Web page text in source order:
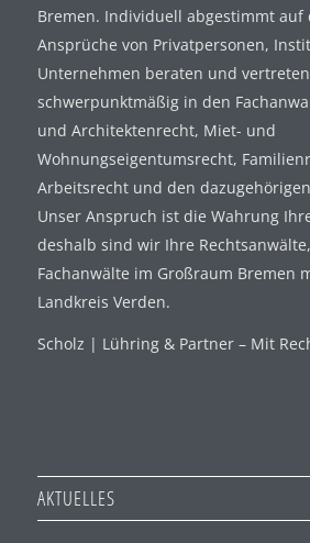
Bremen. Individuell abgestimmt auf
Ansprüche von Privatpersonen,
Unternehmen beraten und
schwerpunktmäßig in den
und Architektenrecht, Miet- und
Wohnungseigentumsrecht,
Arbeitsrecht und den
Unser Anspruch ist die Wahrung
deshalb sind wir Ihre
Fachanwälte im Großraum Bremen
Landkreis Verden.
Scholz | Lühring & Partner – Mit
AKTUELLES